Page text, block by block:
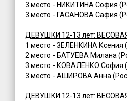
3 место - НИКИТИНА София
3 место - ГАСАНОВА Сафия
ДЕВУШКИ 12-13 лет:
1 место - ЗЕЛЕНКИНА Ксения
2 место - БАТУЕВА Милана
3 место - КОВАЛЕНКО София
3 место - АШИРОВА Анна
ДЕВУШКИ 12-13 лет: